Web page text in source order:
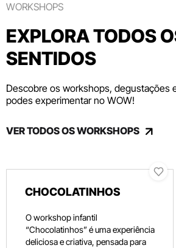
WORKSHOPS
EXPLORA TODOS
SENTIDOS
Descobre os workshops, degustações
podes experimentar no WOW!
VER TODOS OS WORKSHOPS
CHOCOLATINHOS
O workshop infantil
“Chocolatinhos” é uma experiência
deliciosa e criativa, pensada para